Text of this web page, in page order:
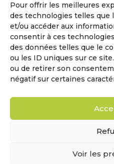
Pour offrir les meilleures
des technologies telles que
et/ou accéder aux
consentir à ces
des données telles que le
ou les ID uniques sur ce
ou de retirer son
négatif sur certaines
Voir les
HORAIRES
} Lundi
}
© Tous droits réservés.